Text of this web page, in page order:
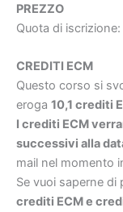
PREZZO
Quota di iscrizione:
CREDITI ECM
Questo corso si
eroga 10,1 crediti
I crediti ECM
successivi alla
mail nel momento
Se vuoi saperne di
crediti ECM e